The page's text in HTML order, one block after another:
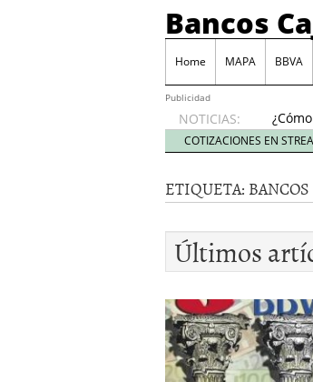
Bancos
Home MAPA BBVA
Publicidad
NOTICIAS:
¿Cómo
las
por
2014
Tarjeta
Las
Juego
Monte
COTIZACIONES EN
ETIQUETA:
Últimos